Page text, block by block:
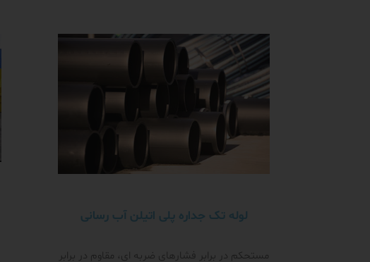
لوله تک جداره پلی اتیلن آب رسانی
مستحکم در برابر فشار‌های ضربه ای، مقاوم در برابر